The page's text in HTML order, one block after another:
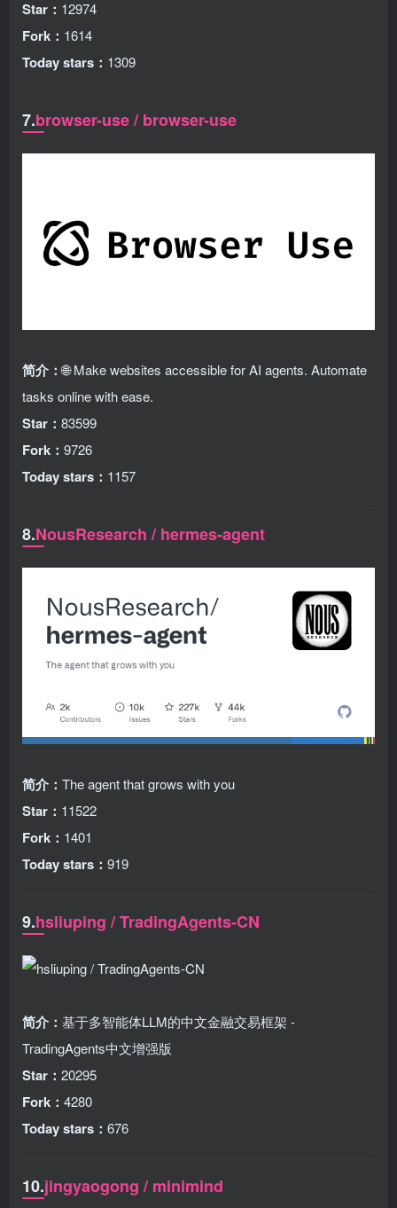
Star： 12974
Fork： 1614
Today stars： 1309
7.browser-use / browser-use
简介：🌐 Make websites accessible for AI agents. Automate
tasks online with ease.
Star： 83599
Fork： 9726
Today stars： 1157
8.NousResearch / hermes-agent
简介： The agent that grows with you
Star： 11522
Fork： 1401
Today stars： 919
9.hsliuping / TradingAgents-CN
简介： 基于多智能体LLM的中文金融交易框架 -
TradingAgents中文增强版
Star： 20295
Fork： 4280
Today stars： 676
10.jingyaogong / minimind